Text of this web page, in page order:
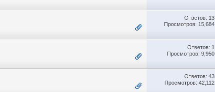
Ответов: 13
Просмотров: 15,684
Ответов: 1
Просмотров: 9,950
Ответов: 43
Просмотров: 42,112